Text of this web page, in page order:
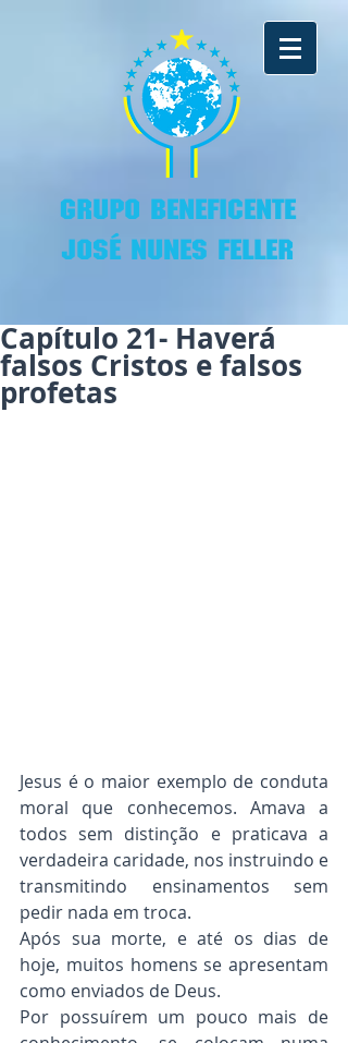
GRUPO BENEFICENTE
JOSÉ NUNES FELLER
Capítulo 21- Haverá
falsos Cristos e falsos
profetas
Jesus é o maior exemplo de conduta
moral que conhecemos. Amava a
todos sem distinção e praticava a
verdadeira caridade, nos instruindo e
transmitindo ensinamentos sem
pedir nada em troca.
Após sua morte, e até os dias de
hoje, muitos homens se apresentam
como enviados de Deus.
Por possuírem um pouco mais de